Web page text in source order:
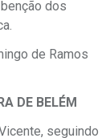
dos
de Ramos
DE BELÉM
seguindo